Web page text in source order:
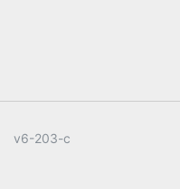
v6-203-c